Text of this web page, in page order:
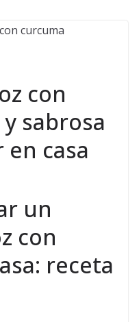
con
sabrosa
casa
un
con
receta